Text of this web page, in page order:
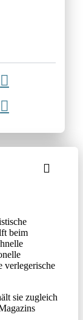
beim
verlegerische
sie zugleich